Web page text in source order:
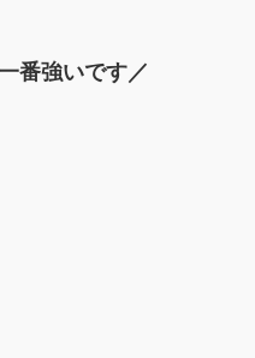
番強いです／